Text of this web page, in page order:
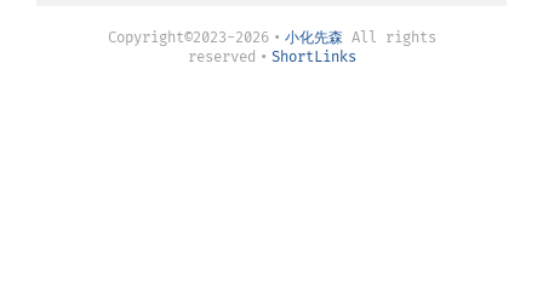
Copyright©2023-2026 • 小化先森All rights
reserved • ShortLinks